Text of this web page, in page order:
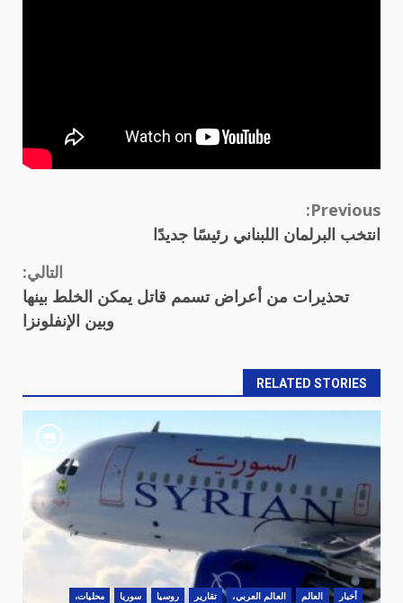
Continue
Reading
Previous:
انتخب البرلمان اللبناني رئيسًا جديدًا
التالي:
تحذيرات من أعراض تسمم قاتل يمكن الخلط بينها
وبين الإنفلونزا
RELATED STORIES
أخبار العالم العالم العربي، تقارير روسيا سوريا محليات،